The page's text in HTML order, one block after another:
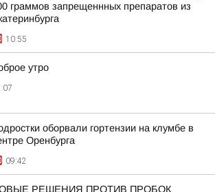
граммов запрещеннных препаратов из
10:55
утро
оборвали гортензии на клумбе в
Оренбурга
09:42
РЕШЕНИЯ ПРОТИВ ПРОБОК